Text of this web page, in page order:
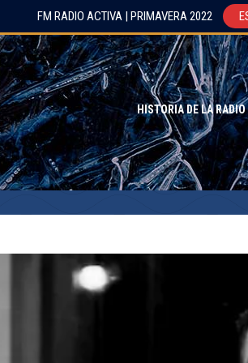
HISTORIA DE LA RADIO
FM RADIO ACTIVA | PRIMAVERA 2022